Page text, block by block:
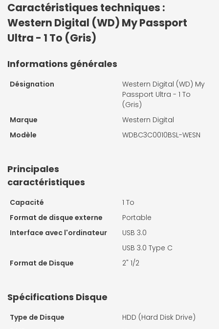
Caractéristiques techniques :
Western Digital (WD) My Passport
Ultra - 1 To (Gris)
Informations générales
Désignation
Western Digital (WD) My
Passport Ultra - 1 To
(Gris)
Marque
Western Digital
Modèle
WDBC3C0010BSL-WESN
Principales
caractéristiques
Capacité
1 To
Format de disque externe
Portable
Interface avec l'ordinateur
USB 3.0
USB 3.0 Type C
Format de Disque
2" 1/2
Spécifications Disque
Type de Disque
HDD (Hard Disk Drive)